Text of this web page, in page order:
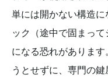
単には開かない構造
ック（途中で固まっ
になる恐れがありま
うとせずに、専門の